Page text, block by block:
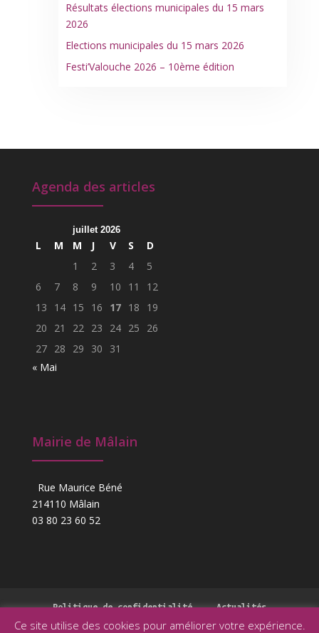
Résultats élections municipales du 15 mars
2026
Elections municipales du 15 mars 2026
Festi’Valouche 2026 – 10ème édition
Agenda des articles
juillet 2026
L M M J V S
D
1
2 3 4
5
6
7 8 9 10 11
12
13
14 15 16 17 18
19
20
21 22 23 24 25
26
27 28 29 30
31
« Mai
Mairie de Mâlain
Rue Maurice Béné
214110 Mâlain
03 80 23 60 52
Politique de confidentialité Actualités
Ce site utilise des cookies pour améliorer votre expérience.